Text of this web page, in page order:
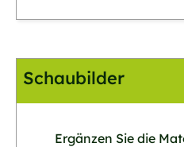
Schaubilder
Ergänzen Sie die